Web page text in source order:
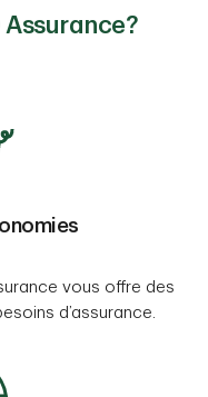
Assurance?
vous offre des
d’assurance.